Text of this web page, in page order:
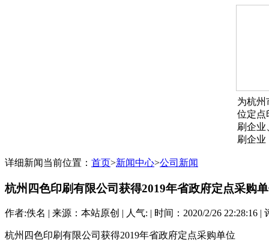
为杭州
位定点
刷企业
刷企业
详细新闻当前位置： 首页>新闻中心>公司新闻
杭州四色印刷有限公司获得2019年省政府定点采购
作者:佚名 | 来源：本站原创 | 人气: | 时间：2020/2/26 22:28:16 |
杭州四色印刷有限公司获得2019年省政府定点采购单位